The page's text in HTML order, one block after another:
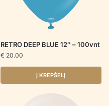
RETRO DEEP BLUE 12″ – 100vnt
€ 20.00
Į KREPŠELĮ